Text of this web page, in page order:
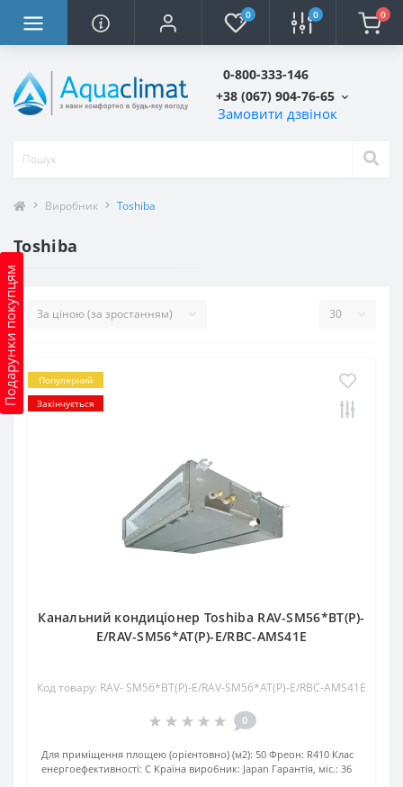
0 0 0
0-800-333-146
+38 (067) 904-76-65
Замовити дзвінок
Подарунки покупцям
Виробник Toshiba
Toshiba
Популярний
Закінчується
Канальний кондиціонер Toshiba RAV-SM56*BT(P)-
E/RAV-SM56*AT(P)-E/RBC-AMS41E
Код товару: RAV- SM56*BT(P)-E/RAV-SM56*AT(P)-E/RBC-AMS41E
0
Для приміщення площею (орієнтовно) (м2): 50 Фреон: R410 Клас
енергоефективності: C Країна виробник: Japan Гарантія, міс.: 36